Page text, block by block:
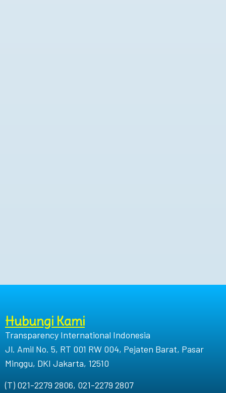
Hubungi Kami
Transparency International Indonesia
Jl. Amil No. 5, RT 001 RW 004, Pejaten Barat, Pasar
Minggu, DKI Jakarta, 12510
(T) 021-2279 2806, 021-2279 2807